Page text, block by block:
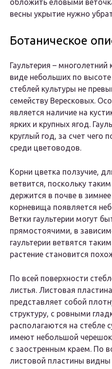
обложить еловыми
весны укрытие нужно
Ботаническое
Гаультерия – многолетний
виде небольших по
стеблей культуры не
семейству Вересковых.
является наличие на
ярких и крупных ягод.
круглый год, за счет чего
среди цветоводов.
Корни цветка ползучие,
ветвится, поскольку
держится в почве в
корневища появляется
Ветки гаультерии могут
прямостоячими, в
гаультерии ветвятся
растение становится
По всей поверхности
листья. Листовая
представляет собой
структуру, с ровными
располагаются на стебле
имеют небольшой
с заостренным краем. По
листовой пластины